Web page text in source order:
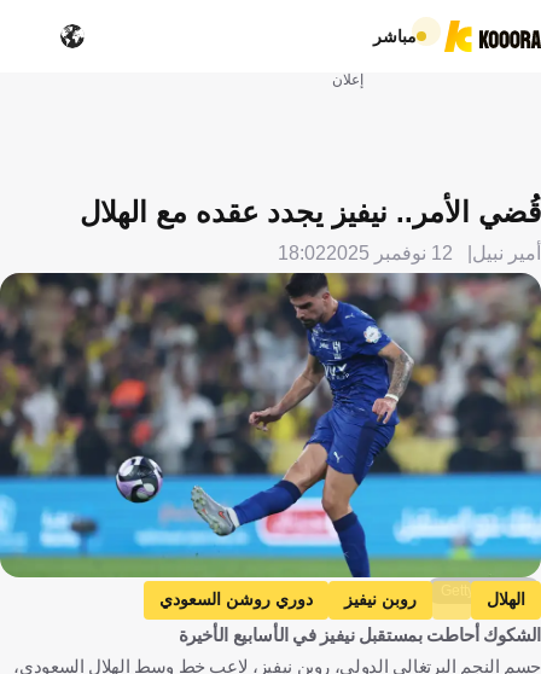
مباشر
إعلان
قُضي الأمر.. نيفيز يجدد عقده مع الهلال
أمير نبيل 12 نوفمبر 2025 18:02
Getty Images
الهلال روبن نيفيز
دوري روشن السعودي
المملكة العربية السعودية
البرتغال كرة قدم
الشكوك أحاطت بمستقبل نيفيز في الأسابيع الأخيرة
حسم النجم البرتغالي الدولي، روبن نيفيز، لاعب خط وسط الهلال السعودي،